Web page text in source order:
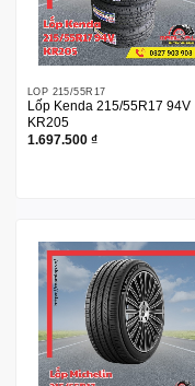
LỐP 215/55R17
Lốp Kenda 215/55R17 94V
KR205
1.697.500 ₫